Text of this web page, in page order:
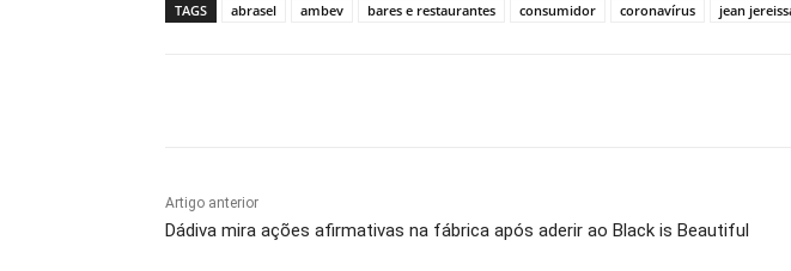
TAGS abrasel ambev bares e restaurantes consumidor coronavírus jean
Artigo anterior
Dádiva mira ações afirmativas na fábrica após aderir ao Black is Beautiful